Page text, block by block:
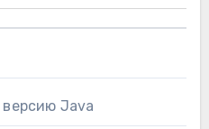
версию Java